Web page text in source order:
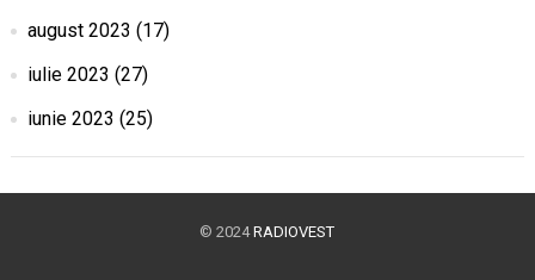
august 2023 (17)
iulie 2023 (27)
iunie 2023 (25)
© 2024RADIOVEST